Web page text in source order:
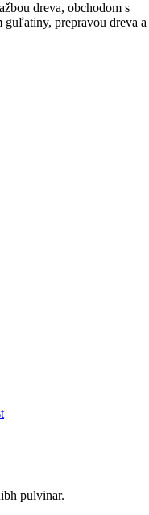
dreva, obchodom s
guľatiny, prepravou dreva a
pulvinar.